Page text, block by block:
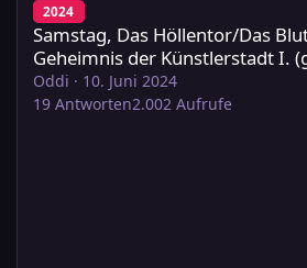
2024
Samstag, Das Höllentor/Das
Geheimnis der Künstlerstadt I.
Oddi · 10. Juni 2024
19 Antworten2.002 Aufrufe